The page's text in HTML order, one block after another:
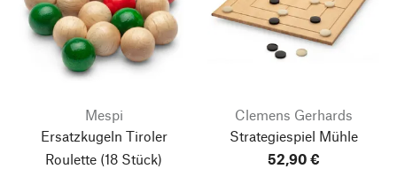
Mespi
Ersatzkugeln Tiroler
Roulette (18 Stück)
Clemens Gerhards
Strategiespiel Mühle
52,90 €